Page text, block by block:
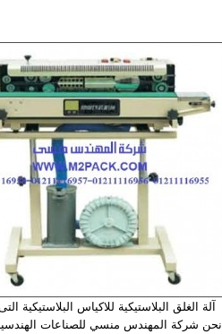
آلة الغلق البلاستيكية للاكياس البلاستيكية
نحن شركة المهندس منسي للصناعات